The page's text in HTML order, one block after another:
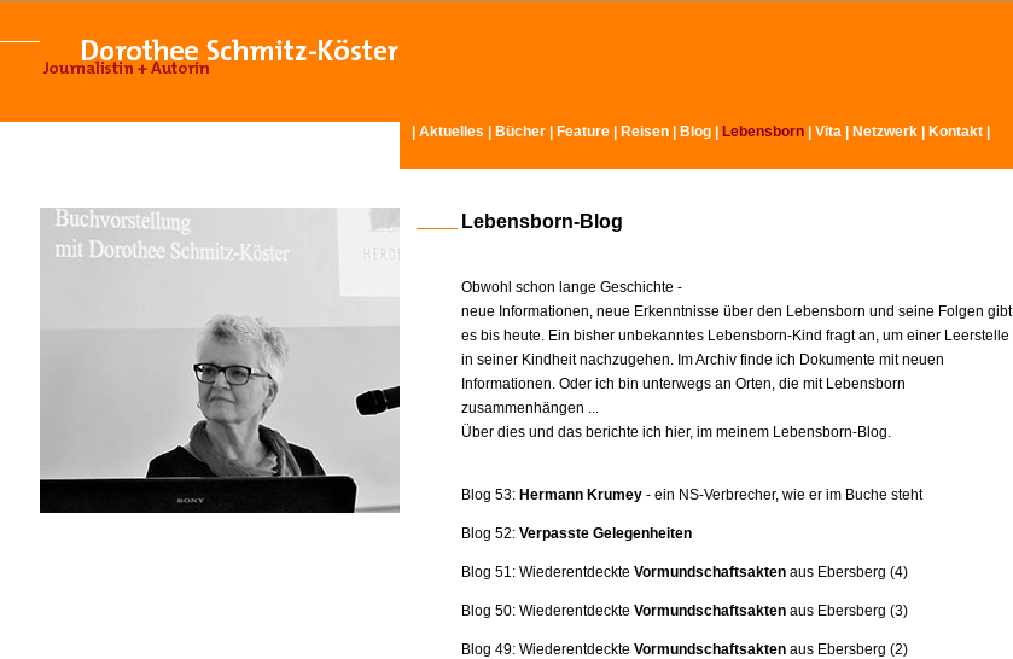
Aktuelles Bücher Feature Reisen Blog Lebensborn Vita Netzwerk Kontakt
Lebensborn-Blog
Obwohl schon lange Geschichte -
neue Informationen, neue Erkenntnisse über den Lebensborn und seine Folgen gibt
es bis heute. Ein bisher unbekanntes Lebensborn-Kind fragt an, um einer Leerstelle
in seiner Kindheit nachzugehen. Im Archiv finde ich Dokumente mit neuen
Informationen. Oder ich bin unterwegs an Orten, die mit Lebensborn
zusammenhängen ...
Über dies und das berichte ich hier, im meinem Lebensborn-Blog.
Blog 53: Hermann Krumey - ein NS-Verbrecher, wie er im Buche steht
Blog 52: Verpasste Gelegenheiten
Blog 51: Wiederentdeckte Vormundschaftsakten aus Ebersberg (4)
Blog 50: Wiederentdeckte Vormundschaftsakten aus Ebersberg (3)
Blog 49: Wiederentdeckte Vormundschaftsakten aus Ebersberg (2)